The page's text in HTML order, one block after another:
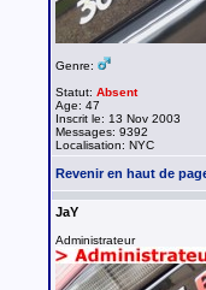
Genre:
Statut: Absent
Age: 47
Inscrit le: 13 Nov 2003
Messages: 9392
Localisation: NYC
Revenir en haut de
JaY
Administrateur